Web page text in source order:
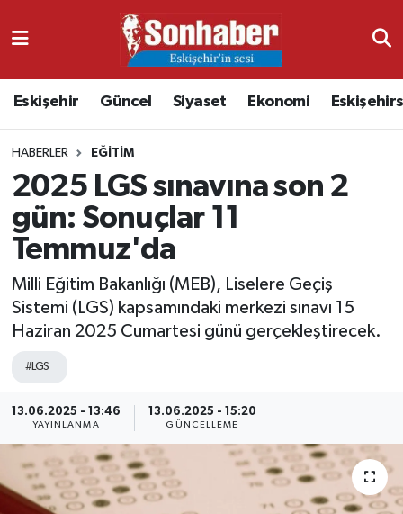
Eskişehir Güncel Siyaset Ekonomi
HABERLER EĞITIM
2025 LGS sınavına son 2
gün: Sonuçlar 11
Temmuz'da
Milli Eğitim Bakanlığı (MEB), Liselere Geçiş
Sistemi (LGS) kapsamındaki merkezi sınavı 15
Haziran 2025 Cumartesi günü gerçekleştirecek.
#LGS
13.06.2025 - 13:46
YAYINLANMA
13.06.2025 - 15:20
GÜNCELLEME
Ekonomi
Güncel
Kültür & Sanat
Magazin
Spor
Nöbetçi Eczaneler
Namaz Vakitleri
Trafik Durumu
Süper Lig Puan Durumu ve Fikstür
Tüm Manşetler